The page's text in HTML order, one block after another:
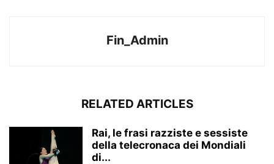
Fin_Admin
RELATED ARTICLES
Rai, le frasi razziste e sessiste
della telecronaca dei Mondiali
di...